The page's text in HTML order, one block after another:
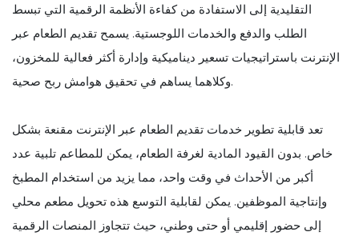
التقليدية إلى الاستفادة من كفاءة الأنظمة الرقمية التي تبسط
الطلب والدفع والخدمات اللوجستية. يسمح تقديم الطعام عبر
الإنترنت باستراتيجيات تسعير ديناميكية وإدارة أكثر فعالية للمخزون،
وكلاهما يساهم في تحقيق هوامش ربح صحية.
تعد قابلية تطوير خدمات تقديم الطعام عبر الإنترنت مقنعة بشكل
خاص. بدون القيود المادية لغرفة الطعام، يمكن للمطاعم تلبية عدد
أكبر من الأحداث في وقت واحد، مما يزيد من استخدام المطبخ
وإنتاجية الموظفين. يمكن لقابلية التوسع هذه تحويل مطعم محلي
إلى حضور إقليمي أو حتى وطني، حيث تتجاوز المنصات الرقمية